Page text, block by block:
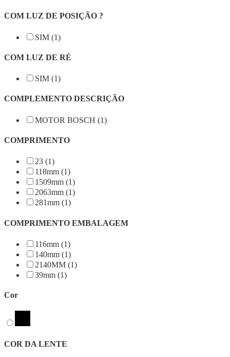
COM LUZ DE POSIÇÃO ?
SIM (1)
COM LUZ DE RÉ
SIM (1)
COMPLEMENTO DESCRIÇÃO
MOTOR BOSCH (1)
COMPRIMENTO
23 (1)
118mm (1)
1509mm (1)
2063mm (1)
281mm (1)
COMPRIMENTO EMBALAGEM
116mm (1)
140mm (1)
2140MM (1)
39mm (1)
Cor
COR DA LENTE